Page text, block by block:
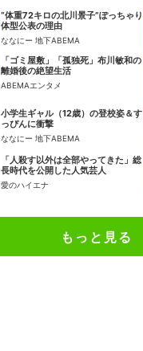
“体重72キロの北川景子”ぽっちゃり
体型公表の理由
ななにー 地下ABEMA
「ゴミ屋敷」「孤独死」布川敏和の
離婚後の絶望生活
ABEMAエンタメ
小学生ギャル（12歳）の登校姿＆す
っぴんに衝撃
ななにー 地下ABEMA
「人殺す以外は全部やってきた」総
長時代を公開した人気芸人
愛のハイエナ
もっと見る